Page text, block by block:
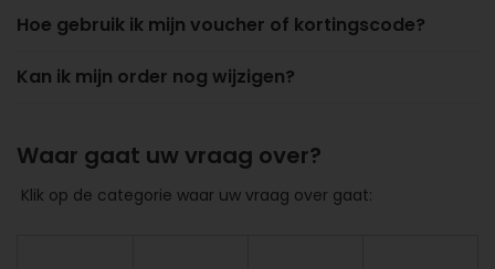
Hoe gebruik ik mijn voucher of kortingscode?
Kan ik mijn order nog wijzigen?
Waar gaat uw vraag over?
Klik op de categorie waar uw vraag over gaat: